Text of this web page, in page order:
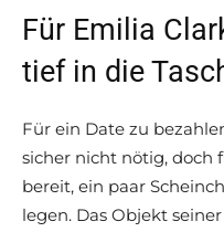
Für Emilia
tief in die
Für ein Date zu
sicher nicht nötig, doch
bereit, ein paar
legen. Das Objekt